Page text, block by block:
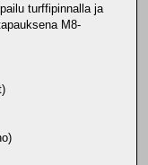
turffipinnalla ja
M8-